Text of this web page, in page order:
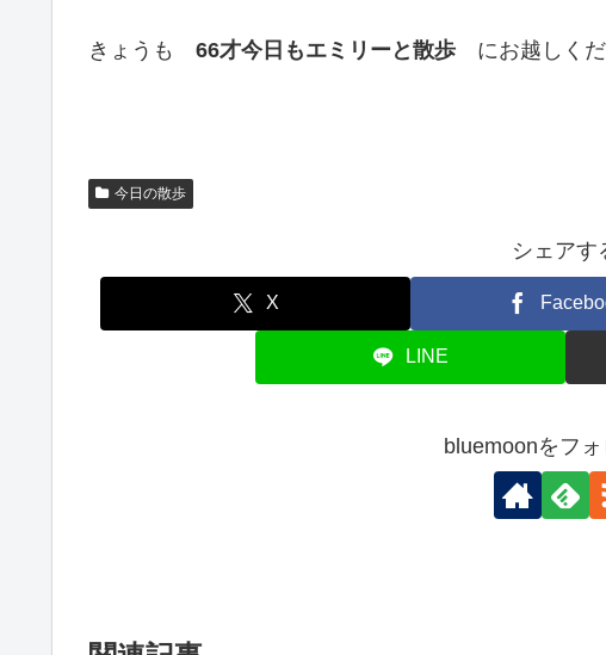
きょうも 66才今日もエミリーと散歩 にお越しくだ
今日の散歩
シェアす
X
LINE
bluemoonをフ